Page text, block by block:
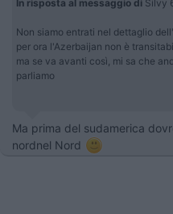
In risposta al messaggio di Silvy
Non siamo entrati nel dettaglio
per ora l'Azerbaijan non è
ma se va avanti così, mi sa che
parliamo
Ma prima del sudamerica
nordnel Nord